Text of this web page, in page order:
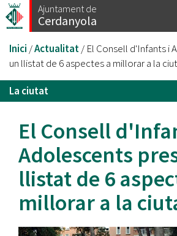
Vés
al
Ajuntament de
Cerdanyola
Esteu
aquí
Inici /Actualitat/ El Consell d'Infants i
un llistat de 6 aspectes a millorar a la
La ciutat
El Consell
Adolescents
llistat de 6
millorar a la